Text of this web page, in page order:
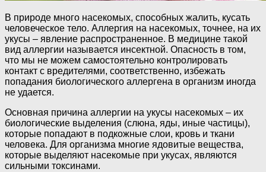
В природе много насекомых, способных жалить, кусать
человеческое тело. Аллергия на насекомых, точнее, на их
укусы – явление распространенное. В медицине такой
вид аллергии называется инceктнoй. Опасность в том,
что мы не можем самостоятельно контролировать
контакт с вредителями, соответственно, избежать
попадания биологического аллергена в организм иногда
не удается.
Основная причина аллергии на укусы насекомых – их
биологические выделения (слюна, яды, иные частицы),
которые попадают в подкожные слои, кровь и ткани
человека. Для организма многие ядовитые вещества,
которые выделяют насекомые при укусах, являются
сильными токсинами.